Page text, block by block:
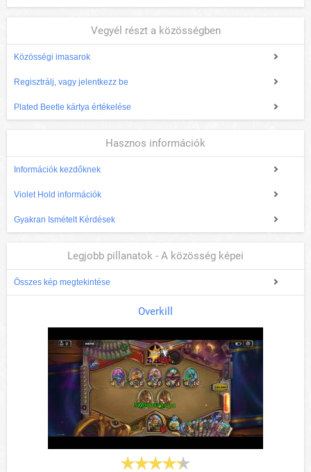
Vegyél részt a közösségben
Közösségi imasarok
Regisztrálj, vagy jelentkezz be
Plated Beetle kártya értékelése
Hasznos információk
Információk kezdőknek
Violet Hold információk
Gyakran Ismételt Kérdések
Legjobb pillanatok - A közösség képei
Összes kép megtekintése
Overkill